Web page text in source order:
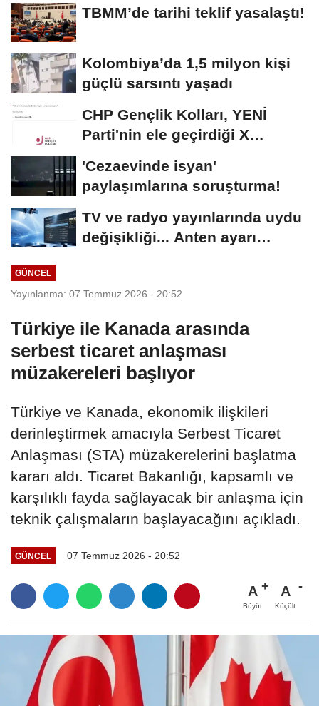
TBMM’de tarihi teklif yasalaştı!
Kolombiya’da 1,5 milyon kişi
güçlü sarsıntı yaşadı
CHP Gençlik Kolları, YENİ
Parti'nin ele geçirdiği X
'Cezaevinde isyan'
paylaşımlarına soruşturma!
TV ve radyo yayınlarında uydu
değişikliği... Anten ayarı
GÜNCEL
Yayınlanma: 07 Temmuz 2026 - 20:52
Türkiye ile Kanada arasında
serbest ticaret anlaşması
müzakereleri başlıyor
Türkiye ve Kanada, ekonomik ilişkileri
derinleştirmek amacıyla Serbest Ticaret
Anlaşması (STA) müzakerelerini başlatma
kararı aldı. Ticaret Bakanlığı, kapsamlı ve
karşılıklı fayda sağlayacak bir anlaşma için
teknik çalışmaların başlayacağını açıkladı.
GÜNCEL 07 Temmuz 2026 - 20:52
A
Büyüt
A
Küçült